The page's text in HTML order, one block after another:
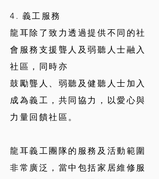
4. 義工服務
龍耳除了致力透過提供不同的社
會服務支援聾人及弱聽人士融入
社區，同時亦
鼓勵聾人、弱聽及健聽人士加入
成為義工，共同協力，以愛心與
力量回饋社區。
龍耳義工團隊的服務及活動範圍
非常廣泛，當中包括家居維修服